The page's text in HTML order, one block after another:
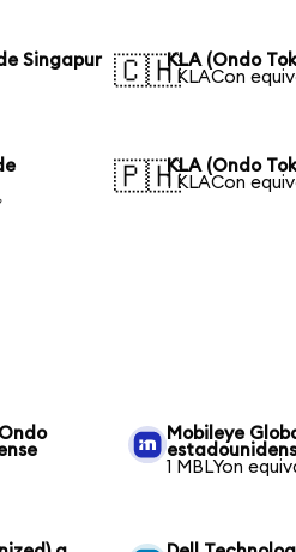
Singapur
🇨🇭KLA (Ondo
1 KLACon
🇵🇭KLA (Ondo
1 KLACon
Mobileye
1 MBLYon